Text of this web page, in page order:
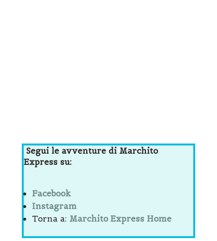
Segui le avventure di Marchito
Express su:
Facebook
Instagram
Torna a: Marchito Express Home